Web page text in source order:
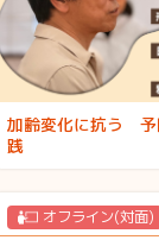
加齢変化に抗う 予
践
オフライン(対面)